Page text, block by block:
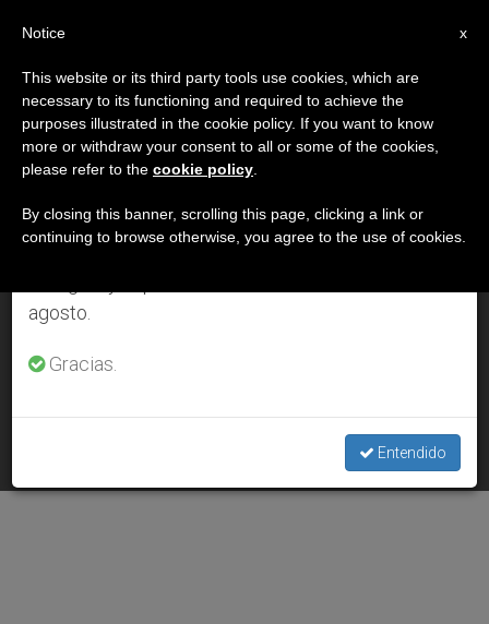
DÍA
Julio 27th, 2011
ÚLTIMAS NOTICIAS
Documentos revelan que Pío XII salvó a 11.000 judíos
JUL 27, 2011 00:00
×
Aviso importante
Del 27 de julio al 7 de agosto haremos la pausa
anual, aprovechando que en el periodo de verano
se generan menos informaciones y también el
agosto.
Gracias.
Entendido
x
Notice
This website or its third party tools use cookies, which are
necessary to its functioning and required to achieve the
purposes illustrated in the cookie policy. If you want to know
more or withdraw your consent to all or some of the cookies,
please refer to the cookie policy
By closing this banner, scrolling this page, clicking a link or
continuing to browse otherwise, you agree to the use of cookies.